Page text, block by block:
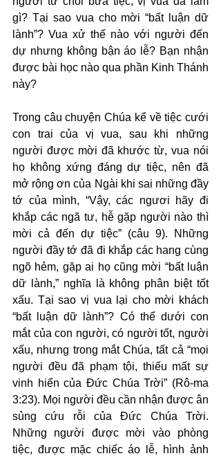
gì? Tại sao vua cho mời “bất luận dữ
lành”? Vua xử thế nào với người đến
dự nhưng không bận áo lễ? Bạn nhận
được bài học nào qua phần Kinh Thánh
này?
Trong câu chuyện Chúa kể về tiệc cưới
con trai của vị vua, sau khi những
người được mời đã khước từ, vua nói
họ không xứng đáng dự tiệc, nên đã
mở rộng ơn của Ngài khi sai những đầy
tớ của mình, “Vậy, các ngươi hãy đi
khắp các ngã tư, hễ gặp người nào thì
mời cả đến dự tiệc” (câu 9). Những
người đầy tớ đã đi khắp các hang cùng
ngõ hẻm, gặp ai họ cũng mời “bất luận
dữ lành,” nghĩa là không phân biệt tốt
xấu. Tại sao vị vua lại cho mời khách
“bất luận dữ lành”? Có thể dưới con
mắt của con người, có người tốt, người
xấu, nhưng trong mắt Chúa, tất cả “mọi
người đều đã phạm tội, thiếu mất sự
vinh hiển của Đức Chúa Trời” (Rô-ma
3:23). Mọi người đều cần nhận được ân
sủng cứu rỗi của Đức Chúa Trời.
Những người được mời vào phòng
tiệc, được mặc chiếc áo lễ, hình ảnh